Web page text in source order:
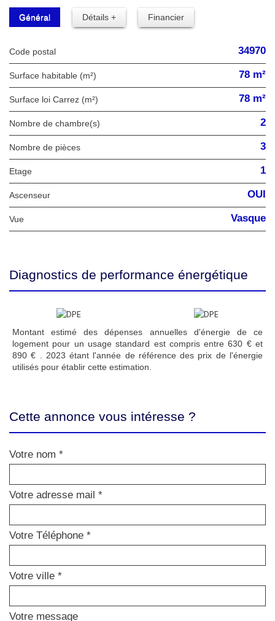
Général Détails + Financier
Code postal 34970
Surface habitable (m²) 78 m²
Surface loi Carrez (m²) 78 m²
Nombre de chambre(s) 2
Nombre de pièces 3
Etage 1
Ascenseur OUI
Vue Vasque
Diagnostics de performance énergétique
Montant estimé des dépenses annuelles d'énergie de ce
logement pour un usage standard est compris entre 630 € et
890 € . 2023 étant l'année de référence des prix de l'énergie
utilisés pour établir cette estimation.
Cette annonce vous intéresse ?
Votre nom *
Votre adresse mail *
Votre Téléphone *
Votre ville *
Votre message